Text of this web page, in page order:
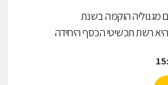
מגנוליה הוקמה בשנת
היא רשת תכשיטי הכסף היחידה